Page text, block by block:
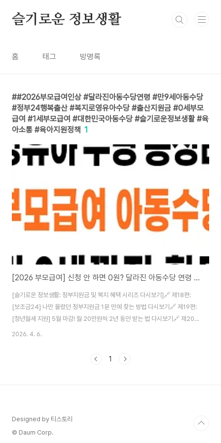
슬기로운 정보생활
홈 태그 방명록
#2026부모급여인상 #달라진아동수당연령 #만9세아동수당
#정부24행복출산 #복지로영유아수당 #출산지원금 #0세부모
급여 #1세부모급여 #대한민국아동수당 #슬기로운정보생활 #육
아소통 #육아지원정책 1
[2026 부모급여] 신청 안 하면 0원? 달라진 아동수당 연령 및 신청 조건 (21편)
[슬기로운 정보생활: 정부지원금 및 복지 혜택 시리즈 다시보기]🔗 제18편:
[보조금24] 나만 몰랐던 정부지원금 1분 만에 찾는 방법 다시보기🔗 제19편:
[청년월세 지원] 5월 마감! 월 20만원씩 2년 동안 받는 법 다시보기🔗 제20
편: [종합소득세 환급] 5월엔 꼭 확인하세요! 나도 모르게 쌓인 숨은 돈 조회 및
당 신청 가이드제22편: [예정] 소상공인 고용보험료 지원 - 1인 자영업자
2026. 4. 6.
1
Designed by 티스토리
© Daum Corp.